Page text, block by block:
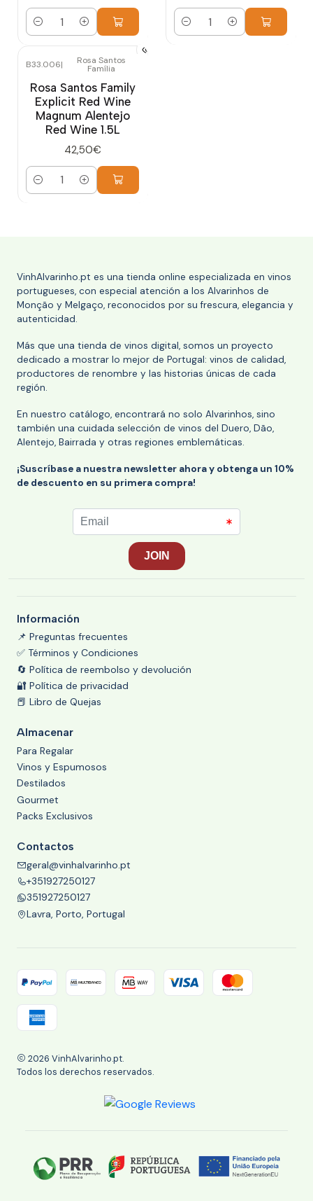
Cantidad Cantidad
B33.006| Rosa Santos
Família
Rosa Santos Family
Explicit Red Wine
Magnum Alentejo
Red Wine 1.5L
42,50€
Cantidad
VinhAlvarinho.pt es una tienda online especializada en vinos
portugueses, con especial atención a los Alvarinhos de
Monção y Melgaço, reconocidos por su frescura, elegancia y
autenticidad.
Más que una tienda de vinos digital, somos un proyecto
dedicado a mostrar lo mejor de Portugal: vinos de calidad,
productores de renombre y las historias únicas de cada
región.
En nuestro catálogo, encontrará no solo Alvarinhos, sino
también una cuidada selección de vinos del Duero, Dão,
Alentejo, Bairrada y otras regiones emblemáticas.
¡Suscríbase a nuestra newsletter ahora y obtenga un 10%
de descuento en su primera compra!
Información
📌 Preguntas frecuentes
✅ Términos y Condiciones
🔄 Política de reembolso y devolución
🔐 Política de privacidad
📕 Libro de Quejas
Almacenar
Para Regalar
Vinos y Espumosos
Destilados
Gourmet
Packs Exclusivos
Contactos
geral@vinhalvarinho.pt
+351927250127
351927250127
Lavra, Porto, Portugal
2026 VinhAlvarinho.pt.
Todos los derechos reservados.